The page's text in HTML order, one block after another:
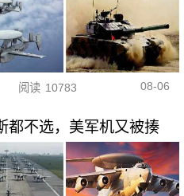
阅读 10783 08-06
都不选，美军机又被揍